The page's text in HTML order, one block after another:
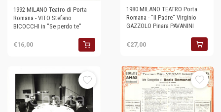
1992 MILANO Teatro di Porta
Romana - VITO Stefano
BICOCCHI in "Se perdo te"
€16,00
1980 MILANO TEATRO Porta
Romana - "Il Padre" Virginio
GAZZOLO Pinara PAVANINI
€27,00